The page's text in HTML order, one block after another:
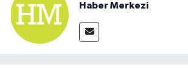
Haber Merkezi